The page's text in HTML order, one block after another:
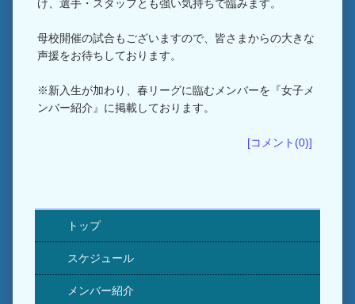
け、選手・スタッフとも強い気持ちで臨みます。
母校開催の試合もございますので、皆さまからの大きな
声援をお待ちしております。
※新入生が加わり、春リーグに臨むメンバーを『女子メ
ンバー紹介』に掲載しております。
[コメント(0)]
トップ
スケジュール
メンバー紹介